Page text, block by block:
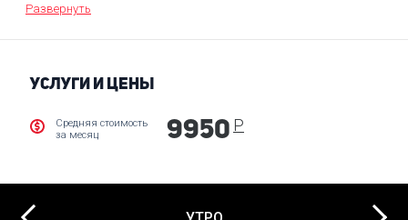
Advance базируются на традиционной системе получения
образовательной платформе и участие в вебинарах по
'Английский с нуля', базирующийся на традиционном и
лингвистических навыков на несколько уровней;
дистанционное обучение фонетике;
Развернуть
УСЛУГИ И ЦЕНЫ
Средняя стоимость
за месяц
9950 Р
Next